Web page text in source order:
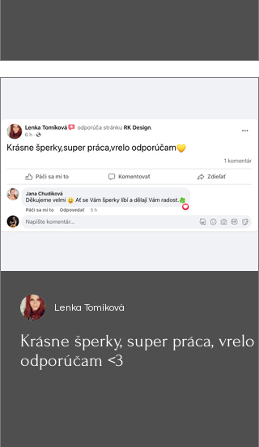
Krásne šperky, super práca, vrelo
odporúčam <3
Lenka Tomíková